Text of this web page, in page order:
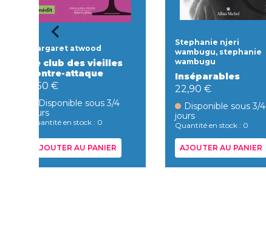
Margaret atwood
Le club des vieilles
contre-attaque
7,50 €
Disponible sous 3/4
jours
Quantité en stock : 0
AJOUTER AU PANIER
Stephanie njeri
wambugu, stephanie
wambugu
Inséparables
22,90 €
Disponible sous 3/4
jours
Quantité en stock : 0
AJOUTER AU PANIER